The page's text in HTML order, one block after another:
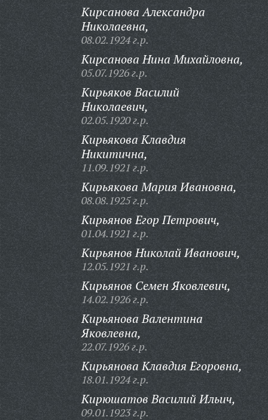
Кирсанова Александра
Николаевна,
08.02.1924 г.р.
Кирсанова Нина Михайловна,
05.07.1926 г.р.
Кирьяков Василий
Николаевич,
02.05.1920 г.р.
Кирьякова Клавдия
Никитична,
11.09.1921 г.р.
Кирьякова Мария Ивановна,
08.08.1925 г.р.
Кирьянов Егор Петрович,
01.04.1921 г.р.
Кирьянов Николай Иванович,
12.05.1921 г.р.
Кирьянов Семен Яковлевич,
14.02.1926 г.р.
Кирьянова Валентина
Яковлевна,
22.07.1926 г.р.
Кирьянова Клавдия Егоровна,
18.01.1924 г.р.
Кирюшатов Василий Ильич,
09.01.1923 г.р.